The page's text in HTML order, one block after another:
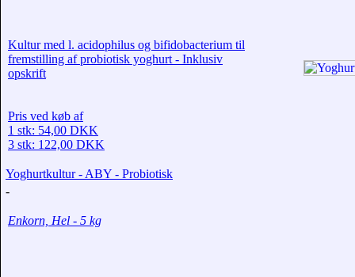
Kultur med l. acidophilus og bifidobacterium til
fremstilling af probiotisk yoghurt - Inklusiv
opskrift
Pris ved køb af
1 stk: 54,00 DKK
3 stk: 122,00 DKK
Yoghurtkultur - ABY - Probiotisk
-
Enkorn, Hel - 5 kg